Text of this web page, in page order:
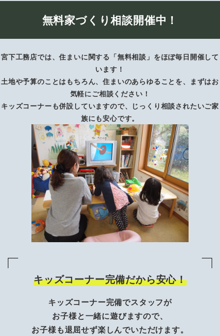
無料家づくり相談開催中！
宮下工務店では、住まいに関する「無料相談」をほぼ毎日開催して
います！
土地や予算のことはもちろん、住まいのあらゆることを、まずはお
気軽にご相談ください！
キッズコーナーも併設していますので、じっくり相談されたいご家
族にも安心です。
キッズコーナー完備だから安心！
キッズコーナー完備でスタッフが
お子様と一緒に遊びますので、
お子様も退屈せず楽しんでいただけます。